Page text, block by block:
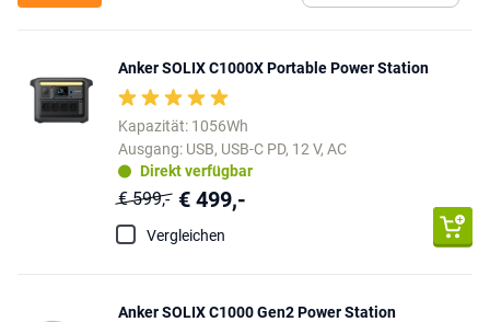
Anker SOLIX C1000X Portable Power Station
Kapazität: 1056Wh
Ausgang: USB, USB-C PD, 12 V, AC
Direkt verfügbar
€ 599,- € 499,-
Vergleichen
Anker SOLIX C1000 Gen2 Power Station